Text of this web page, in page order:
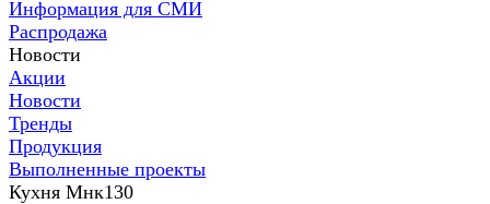
Информация для СМИ
Распродажа
Новости
Акции
Новости
Тренды
Продукция
Выполненные проекты
Кухня Мнк130